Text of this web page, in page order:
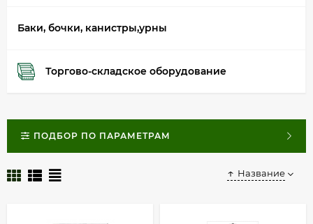
Баки, бочки, канистры,урны
Торгово-складское оборудование
ПОДБОР ПО ПАРАМЕТРАМ
Название